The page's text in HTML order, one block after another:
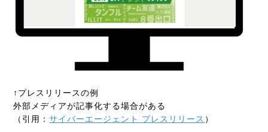
↑プレスリリースの例
外部メディアが記事化する場合がある
（引用：サイバーエージェント プレスリリース ）